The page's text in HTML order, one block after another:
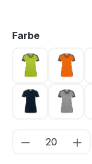
Farbeauswählen
kiwi 040
tinte 034 titan